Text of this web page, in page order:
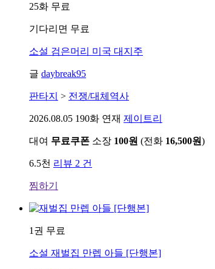
25화 무료
기다리면 무료
소설 검은머리 미국 대지주
글 daybreak95
판타지 > 전쟁/대체역사
2026.08.05 190화 연재 제이트리
대여 무료쿠폰 소장 100원 (전화 16,500원)
6.5천 리뷰 2 건
찜하기
1권 무료
소설 재벌집 만렙 아들 [단행본]